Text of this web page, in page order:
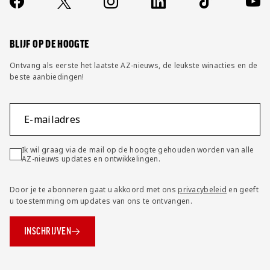
FAQ
BLIJF OP DE HOOGTE
Ontvang als eerste het laatste AZ-nieuws, de leukste winacties en de
beste aanbiedingen!
E-mailadres
Ik wil graag via de mail op de hoogte gehouden worden van alle
AZ-nieuws updates en ontwikkelingen.
Door je te abonneren gaat u akkoord met onsprivacybeleid en geeft
u toestemming om updates van ons te ontvangen.
INSCHRIJVEN